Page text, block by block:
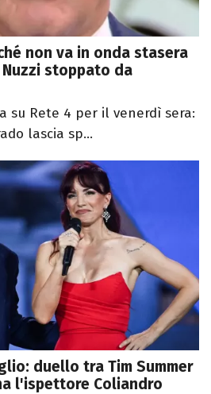
non va in onda stasera
stoppato da
su Rete 4 per il venerdì sera:
lascia sp...
duello tra Tim Summer
l'ispettore Coliandro